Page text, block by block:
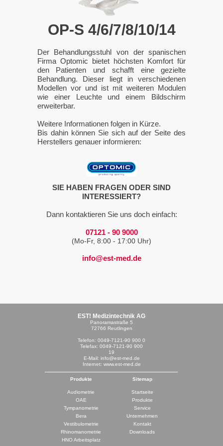
OP-S 4/6/7/8/10/14
Der Behandlungsstuhl von der spanischen
Firma Optomic bietet höchsten Komfort für
den Patienten und schafft eine gezielte
Behandlung. Dieser liegt in verschiedenen
Modellen vor und ist mit weiteren Modulen
wie einer Leuchte und einem Bildschirm
erweiterbar.
Weitere Informationen folgen in Kürze.
Bis dahin können Sie sich auf der Seite des
Herstellers genauer informieren:
SIE HABEN FRAGEN ODER SIND
INTERESSIERT?
Dann kontaktieren Sie uns doch einfach:
07121 - 90 9000
(Mo-Fr, 8:00 - 17:00 Uhr)
info@est-med.de
Sitemap
Produkte
Audiometrie
Startseite
OAE
Produkte
Tympanometrie
Service
Bera
Unternehmen
Vestibulometrie
Rhinomanometrie
Kontakt
Downloads
HNO Arbeitsplatz
EST! Medizintechnik AG
Panoramastraße 5
72766 Reutlingen
Telefon: 0049-7121-90 900 0
Telefax: 0049-7121-90 900
19
E-Mail: info@est-med.de
Internet: www.est-med.de